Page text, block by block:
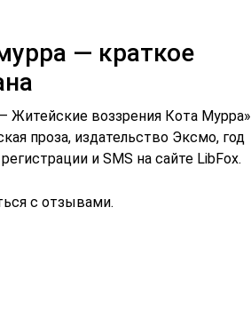
— краткое
Житейские воззрения Кота Мурра»
проза, издательство Эксмо, год
и SMS на сайте LibFox.
с отзывами.